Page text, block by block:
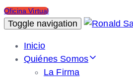
Oficina Virtual
Toggle navigation
Inicio
Quiénes Somos
La Firma